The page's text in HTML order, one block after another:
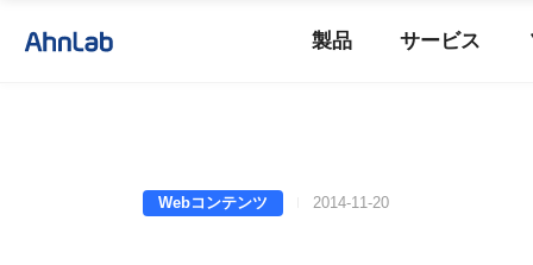
製品 サービス
Webコンテンツ 2014-11-20